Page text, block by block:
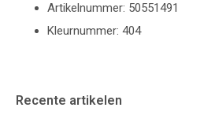
Artikelnummer: 50551491
Kleurnummer: 404
Recente artikelen